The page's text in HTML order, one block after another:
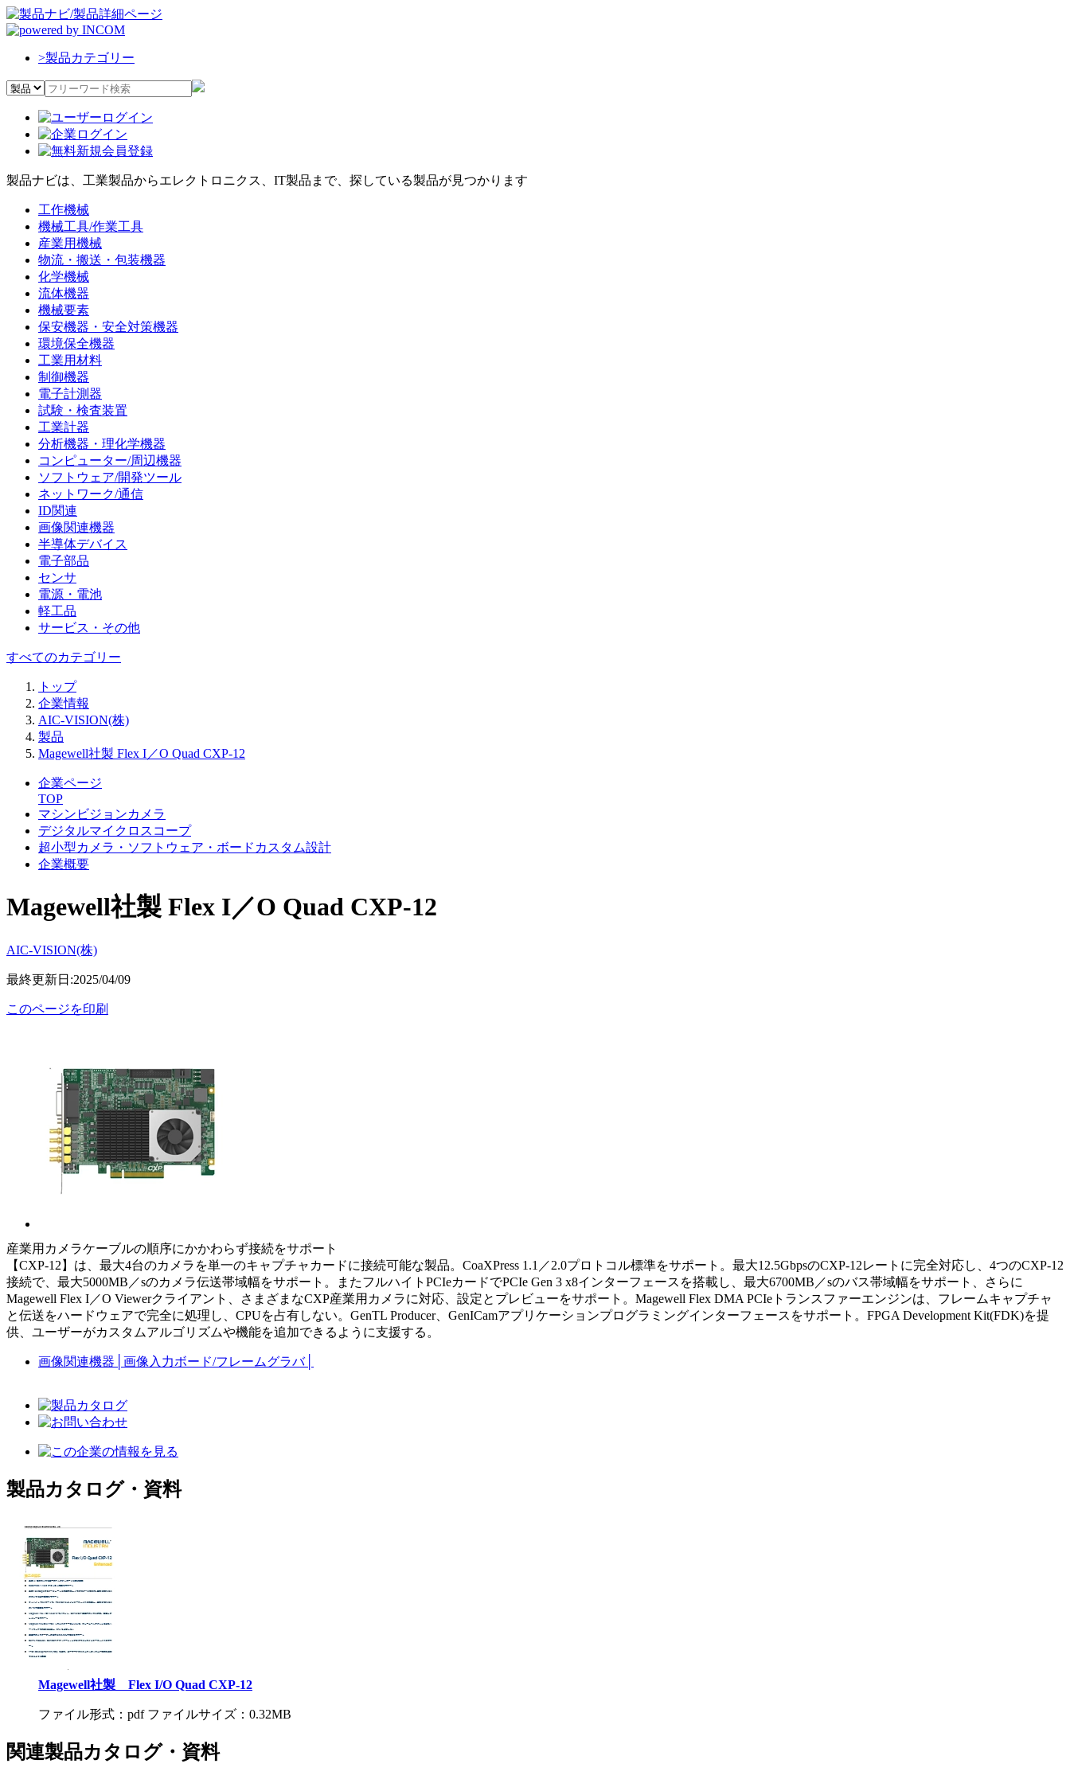
>製品カテゴリー
製品ナビは、工業製品からエレクトロニクス、IT製品まで、探している製品が見つかります
工作機械
機械工具/作業工具
産業用機械
物流・搬送・包装機器
化学機械
流体機器
機械要素
保安機器・安全対策機器
環境保全機器
工業用材料
制御機器
電子計測器
試験・検査装置
工業計器
分析機器・理化学機器
コンピューター/周辺機器
ソフトウェア/開発ツール
ネットワーク/通信
ID関連
画像関連機器
半導体デバイス
電子部品
センサ
電源・電池
軽工品
サービス・その他
すべてのカテゴリー
トップ
企業情報
AIC-VISION(株)
製品
Magewell社製 Flex I／O Quad CXP-12
企業ページ
TOP
マシンビジョンカメラ
デジタルマイクロスコープ
超小型カメラ・ソフトウェア・ボードカスタム設計
企業概要
Magewell社製 Flex I／O Quad CXP-12
AIC-VISION(株)
最終更新日:2025/04/09
このページを印刷
産業用カメラケーブルの順序にかかわらず接続をサポート
【CXP-12】は、最大4台のカメラを単一のキャプチャカードに接続可能な製品。CoaXPress 1.1／2.0プロトコル標準をサポート。最大12.5GbpsのCXP-12レートに完全対応し、4つのCXP-12
接続で、最大5000MB／sのカメラ伝送帯域幅をサポート。またフルハイトPCIeカードでPCIe Gen 3 x8インターフェースを搭載し、最大6700MB／sのバス帯域幅をサポート、さらに
Magewell Flex I／O Viewerクライアント、さまざまなCXP産業用カメラに対応、設定とプレビューをサポート。Magewell Flex DMA PCIeトランスファーエンジンは、フレームキャプチャ
と伝送をハードウェアで完全に処理し、CPUを占有しない。GenTL Producer、GenICamアプリケーションプログラミングインターフェースをサポート。FPGA Development Kit(FDK)を提
供、ユーザーがカスタムアルゴリズムや機能を追加できるように支援する。
画像関連機器 画像入力ボード/フレームグラバ│
製品カタログ・資料
Magewell社製 Flex I/O Quad CXP-12
ファイル形式：pdf ファイルサイズ：0.32MB
関連製品カタログ・資料